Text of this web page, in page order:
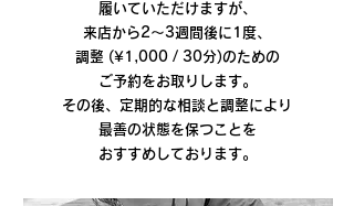
履いていただけますが、
来店から2〜3週間後に1度、
調整 (¥1,000 / 30分)のための
ご予約をお取りします。
その後、定期的な相談と調整により
最善の状態を保つことを
おすすめしております。